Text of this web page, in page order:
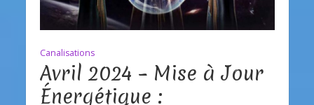
Canalisations
Avril 2024 – Mise à Jour
Énergétique :